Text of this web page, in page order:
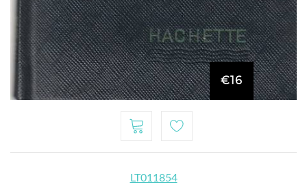
€16
LT011854